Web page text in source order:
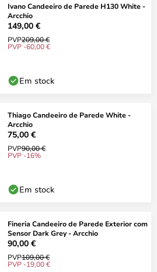
Ivano Candeeiro de Parede H130 White -
Arcchio
149,00 €
PVP209,00 €
PVP -60,00 €
Em stock
Thiago Candeeiro de Parede White -
Arcchio
75,00 €
PVP90,00 €
PVP -16%
Em stock
Fineria Candeeiro de Parede Exterior com
Sensor Dark Grey - Arcchio
90,00 €
PVP109,00 €
PVP -19,00 €